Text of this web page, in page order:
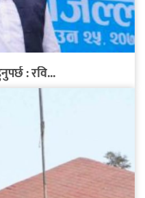
: रवि...